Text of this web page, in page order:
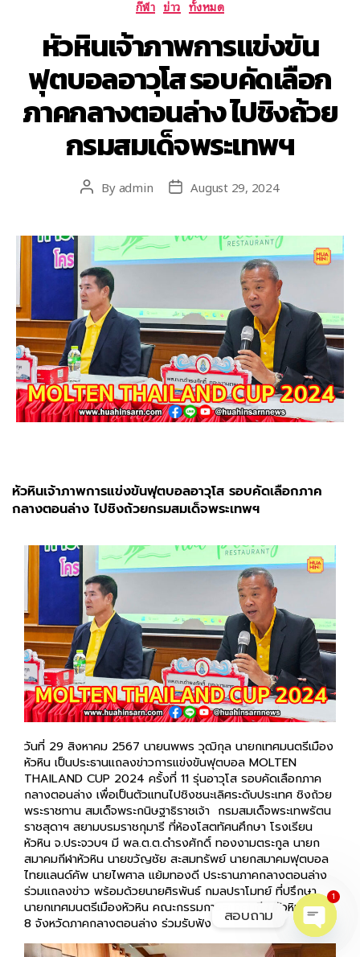
กีฬา ข่าว ทั้งหมด
หัวหินเจ้าภาพการแข่งขัน
ฟุตบอลอาวุโส รอบคัดเลือก
ภาคกลางตอนล่าง ไปชิงถ้วย
กรมสมเด็จพระเทพฯ
Byadmin August 29, 2024
หัวหินเจ้าภาพการแข่งขันฟุตบอลอาวุโส รอบคัดเลือกภาค
กลางตอนล่าง ไปชิงถ้วยกรมสมเด็จพระเทพฯ
วันที่ 29 สิงหาคม 2567 นายนพพร วุฒิกุล นายกเทศมนตรีเมือง
หัวหิน เป็นประธานแถลงข่าวการแข่งขันฟุตบอล MOLTEN
THAILAND CUP 2024 ครั้งที่ 11 รุ่นอาวุโส รอบคัดเลือกภาค
กลางตอนล่าง เพื่อเป็นตัวแทนไปชิงชนะเลิศระดับประเทศ ชิงถ้วย
พระราชทาน สมเด็จพระกนิษฐาธิราชเจ้า กรมสมเด็จพระเทพรัตน
ราชสุดาฯ สยามบรมราชกุมารี ที่ห้องโสตทัศนศึกษา โรงเรียน
หัวหิน จ.ประจวบฯ มี พล.ต.ต.ดำรงศักดิ์ ทองงามตระกูล นายก
สมาคมกีฬาหัวหิน นายขวัญชัย สะสมทรัพย์ นายกสมาคมฟุตบอล
ไทยแลนด์คัพ นายไพศาล แย้มทองดี ประธานภาคกลางตอนล่าง
ร่วมแถลงข่าว พร้อมด้วยนายศิรพันธ์ กมลปราโมทย์ ที่ปรึกษา
นายกเทศมนตรีเมืองหัวหิน คณะกรรมการสมาคมกีฬาหัวหิน ผู้แทน
8 จังหวัดภาคกลางตอนล่าง ร่วมรับฟัง
สอบถาม
O
1